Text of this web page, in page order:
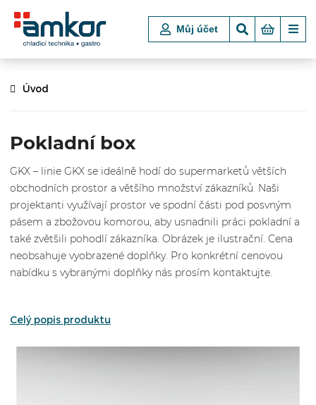
Můj účet
Úvod
Pokladní box
GKX – linie GKX se ideálně hodí do supermarketů větších
obchodních prostor a většího množství zákazníků. Naši
projektanti využívají prostor ve spodní části pod posvným
pásem a zbožovou komorou, aby usnadnili práci pokladní a
také zvětšili pohodlí zákazníka. Obrázek je ilustrační. Cena
neobsahuje vyobrazené doplňky. Pro konkrétní cenovou
nabídku s vybranými doplňky nás prosím kontaktujte.
Celý popis produktu